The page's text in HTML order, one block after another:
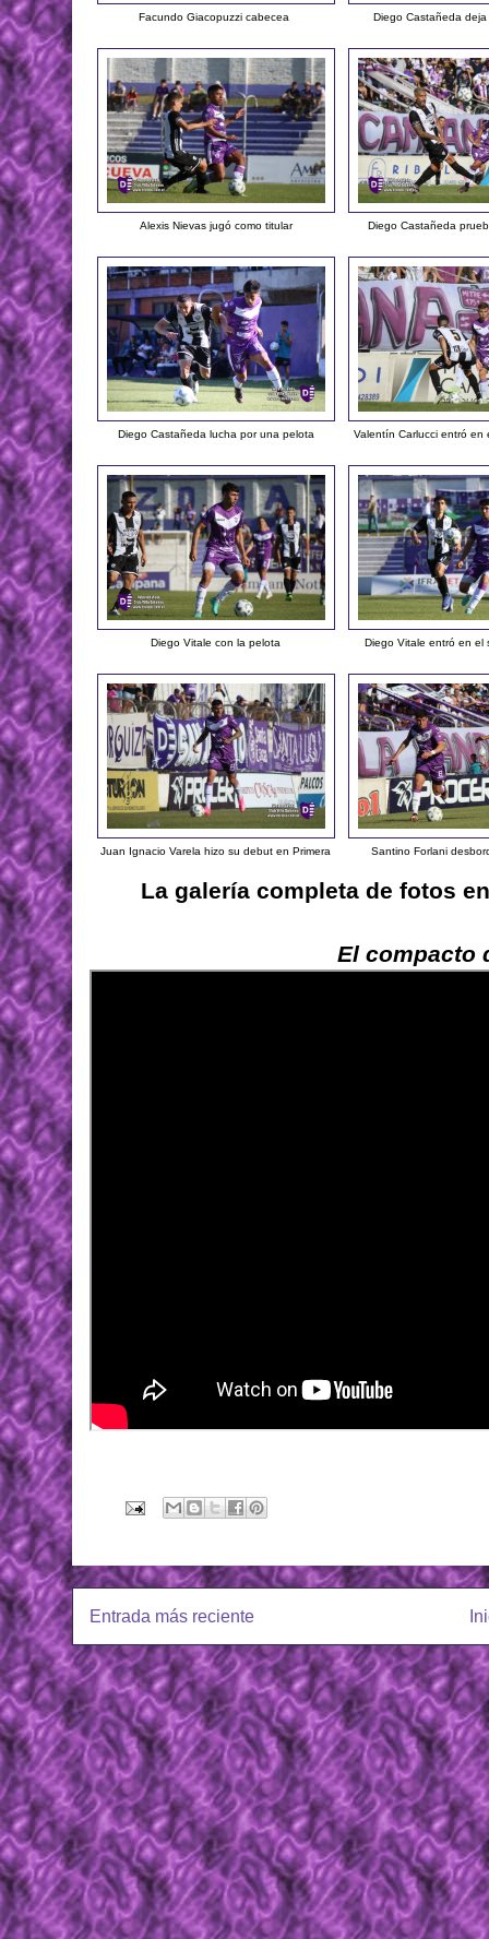
Facundo Giacopuzzi cabecea Diego Castañeda
Alexis Nievas jugó como titular Diego Castañeda
Diego Castañeda lucha por una pelota Valentín Carlucci entró en
Diego Vitale con la pelota Diego Vitale entró en el
Juan Ignacio Varela hizo su debut en Primera Santino Forlani
La galería completa de fotos
El compacto
Entrada más reciente